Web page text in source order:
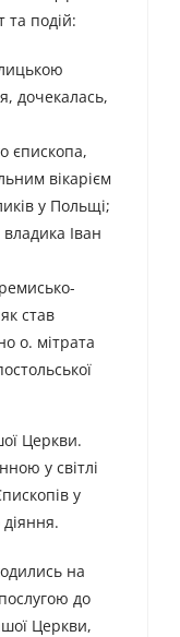
та подій:
дочекалась,
єпископа,
вікарієм
у Польщі;
Іван
став
о. мітрата
Церкви.
у світлі
у
на
до
Церкви,